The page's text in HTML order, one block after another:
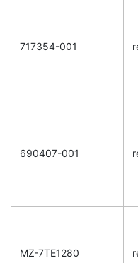
717354-001
690407-001
MZ-7TE1280